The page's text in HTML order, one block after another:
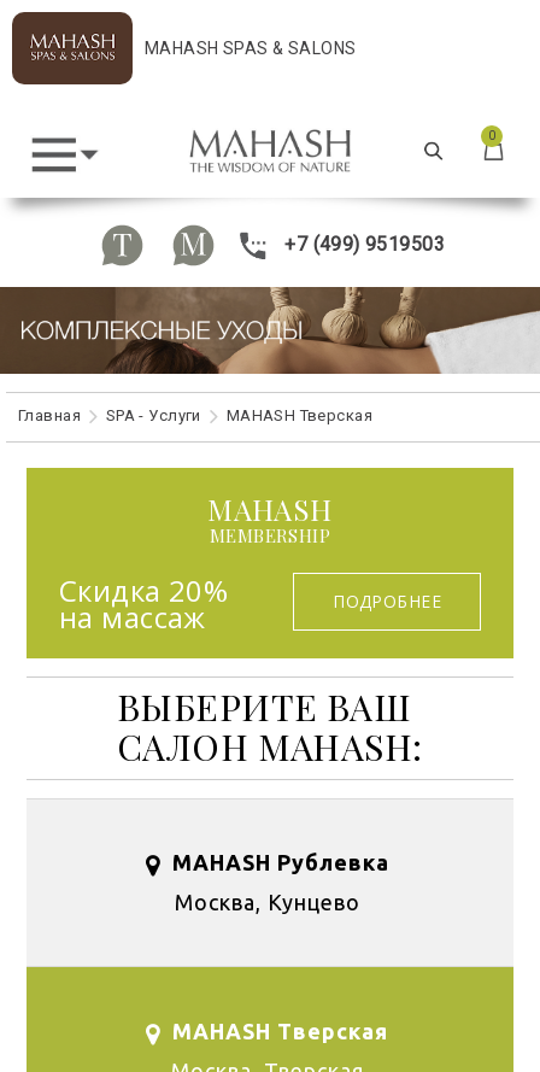
MAHASH SPAS & SALONS
0
+7 (499) 9519503
Главная SPA - Услуги MAHASH Тверская
MAHASH
MEMBERSHIP
Скидка 20%
на массаж ПОДРОБНЕЕ
ВЫБЕРИТЕ ВАШ
САЛОН MAHASH:
MAHASH Рублевка
Москва, Кунцево
MAHASH Тверская